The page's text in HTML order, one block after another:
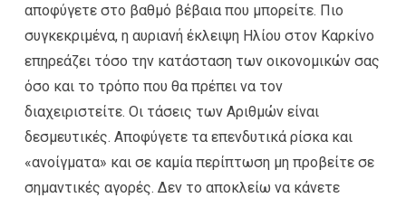
αποφύγετε στο βαθμό βέβαια που μπορείτε. Πιο
συγκεκριμένα, η αυριανή έκλειψη Ηλίου στον Καρκίνο
επηρεάζει τόσο την κατάσταση των οικονομικών σας
όσο και το τρόπο που θα πρέπει να τον
διαχειριστείτε. Οι τάσεις των Αριθμών είναι
δεσμευτικές. Αποφύγετε τα επενδυτικά ρίσκα και
«ανοίγματα» και σε καμία περίπτωση μη προβείτε σε
σημαντικές αγορές. Δεν το αποκλείω να κάνετε